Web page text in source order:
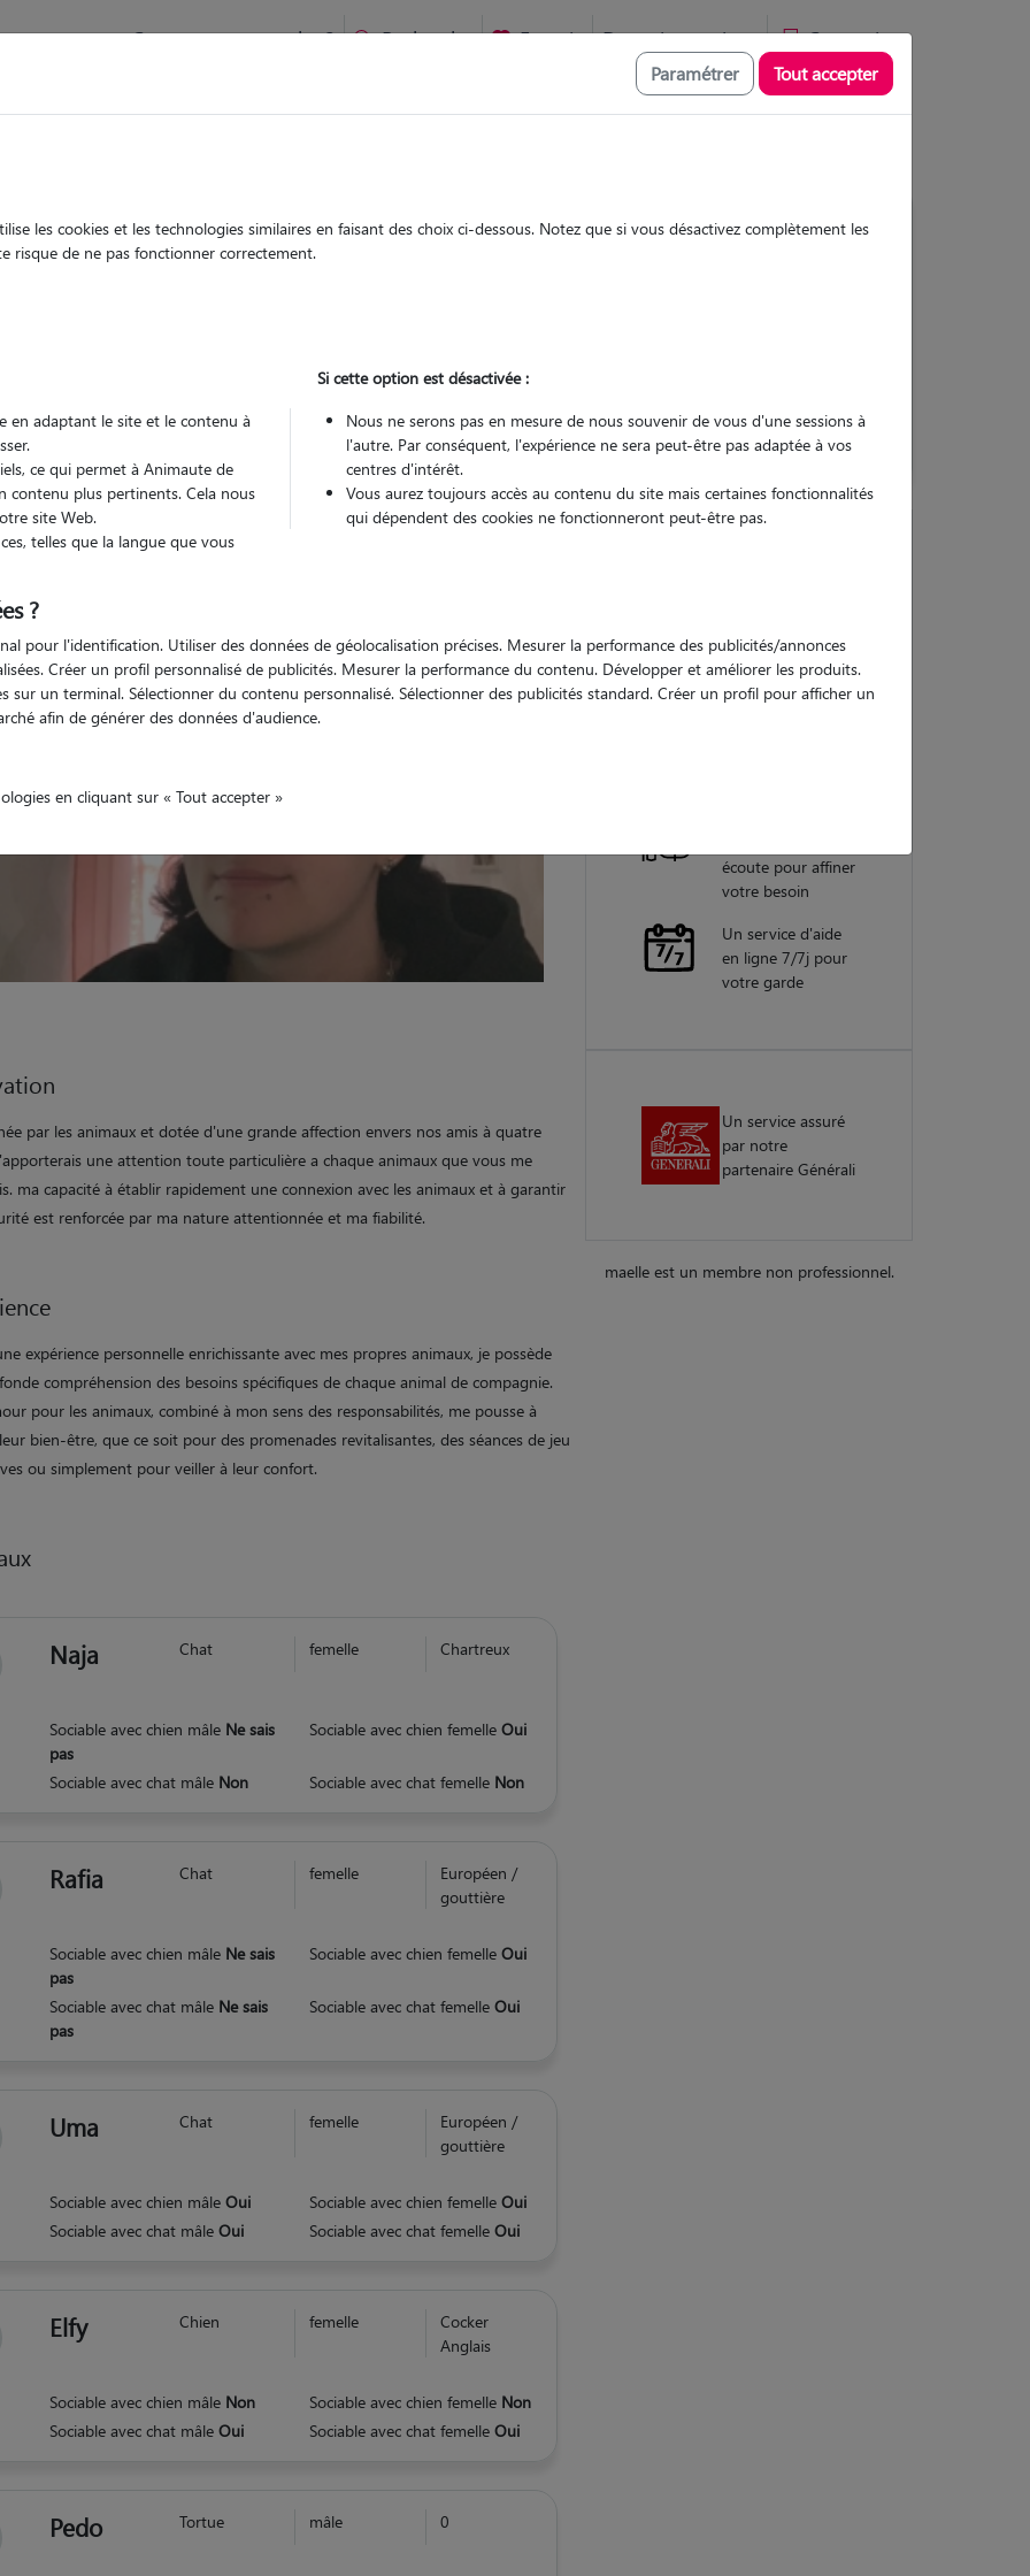
Comment ça marche ? Recherche Favoris Devenir pet sitter Connexion
par les animaux et dotée d'une grande affection envers nos amis à quatre
une attention toute particulière a chaque animaux que vous me
ma capacité à établir rapidement une connexion avec les animaux et à garantir
est renforcée par ma nature attentionnée et ma fiabilité.
expérience personnelle enrichissante avec mes propres animaux, je possède
compréhension des besoins spécifiques de chaque animal de compagnie.
pour les animaux, combiné à mon sens des responsabilités, me pousse à
bien-être, que ce soit pour des promenades revitalisantes, des séances de jeu
ou simplement pour veiller à leur confort.
Naja Chat femelle Chartreux
Sociable avec chien mâle Ne sais
pas
Sociable avec chien femelleOui
Sociable avec chat mâle Non Sociable avec chat femelle Non
Rafia Chat femelle
Européen /
gouttière
Sociable avec chien mâle Ne sais
pas
Sociable avec chien femelleOui
Sociable avec chat mâle Ne sais
pas
Sociable avec chat femelleOui
Uma Chat femelle
Européen /
gouttière
Sociable avec chien mâle Oui Sociable avec chien femelleOui
Sociable avec chat mâle Oui Sociable avec chat femelleOui
Elfy Chien femelle
Cocker
Anglais
Sociable avec chien mâle Non Sociable avec chien femelle Non
Sociable avec chat mâle Oui Sociable avec chat femelleOui
Pedo Tortue mâle 0
garanties
écoute pour affiner
votre besoin
Un service d'aide
en ligne 7/7j pour
votre garde
Un service assuré
par notre
partenaire Générali
maelle est un membre non professionnel.
Paramétrer Tout accepter
les cookies et les technologies similaires en faisant des choix ci-dessous. Notez que si vous désactivez complètement les
risque de ne pas fonctionner correctement.
en adaptant le site et le contenu à
ce qui permet à Animaute de
contenu plus pertinents. Cela nous
site Web.
telles que la langue que vous
Si cette option est désactivée :
Nous ne serons pas en mesure de nous souvenir de vous d'une sessions à
l'autre. Par conséquent, l'expérience ne sera peut-être pas adaptée à vos
centres d'intérêt.
Vous aurez toujours accès au contenu du site mais certaines fonctionnalités
qui dépendent des cookies ne fonctionneront peut-être pas.
?
pour l'identification. Utiliser des données de géolocalisation précises. Mesurer la performance des publicités/annonces
Créer un profil personnalisé de publicités. Mesurer la performance du contenu. Développer et améliorer les produits.
sur un terminal. Sélectionner du contenu personnalisé. Sélectionner des publicités standard. Créer un profil pour afficher un
afin de générer des données d'audience.
en cliquant sur « Tout accepter »